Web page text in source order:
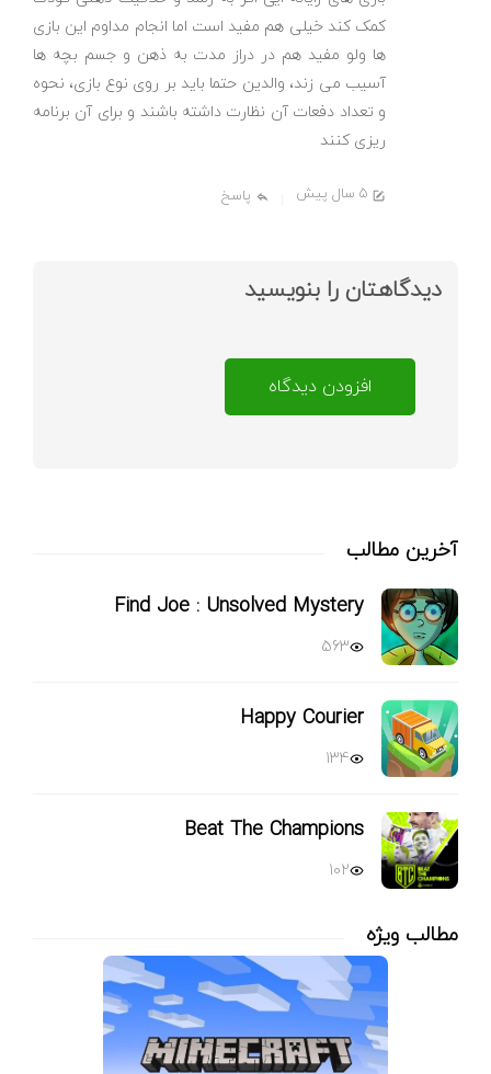
آخرین مطالب
Find Joe : Unsolved Mystery
563
Happy Courier
134
Beat The Champions
102
مطالب ویژه
کمک کند خیلی هم مفید است اما انجام مداوم این بازی
ها ولو مفید هم در دراز مدت به ذهن و جسم بچه ها
آسیب می زند، والدین حتما باید بر روی نوع بازی، نحوه
و تعداد دفعات آن نظارت داشته باشند و برای آن برنامه
ریزی کنند
5 سال پیش پاسخ
دیدگاهتان را بنویسید
افزودن دیدگاه